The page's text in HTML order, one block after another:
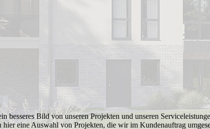
besseres Bild von unseren Projekten und unseren
hier eine Auswahl von Projekten, die wir im Kundenauftrag